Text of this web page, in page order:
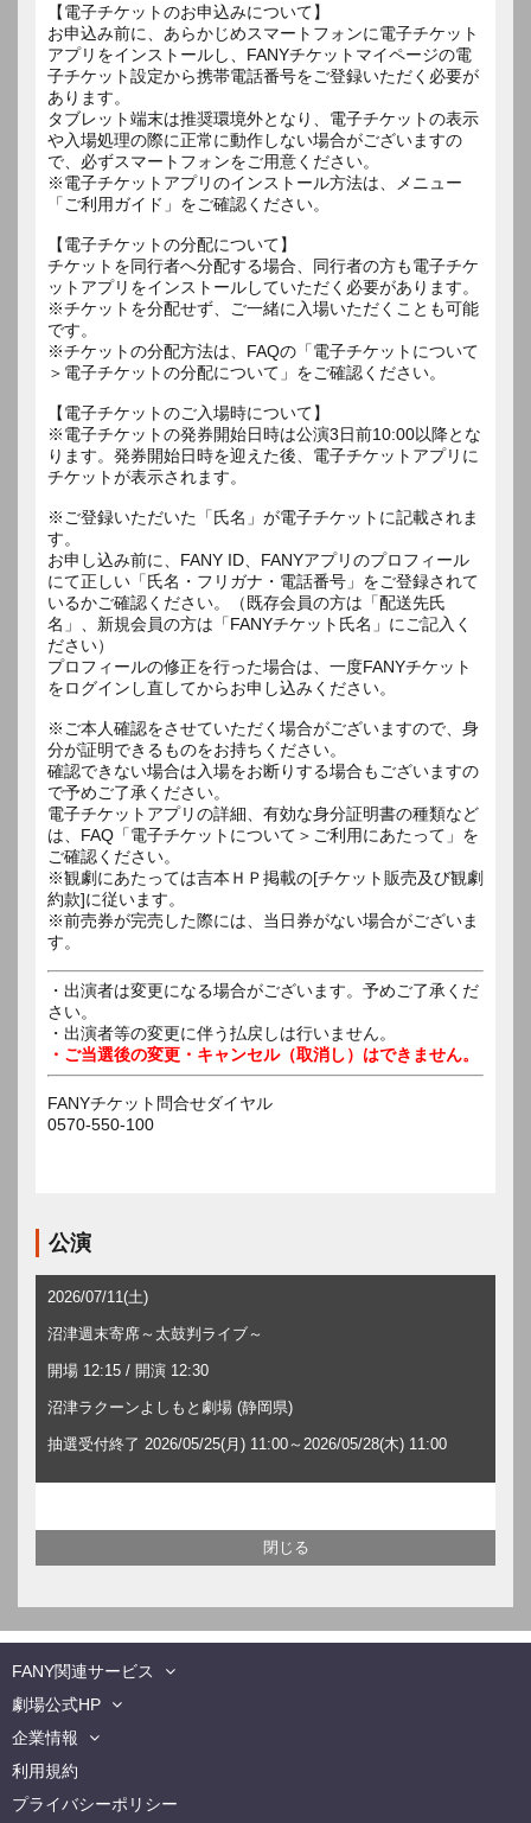
【電子チケットのお申込みについて】
お申込み前に、あらかじめスマートフォンに電子チケット
アプリをインストールし、FANYチケットマイページの電
子チケット設定から携帯電話番号をご登録いただく必要が
あります。
タブレット端末は推奨環境外となり、電子チケットの表示
や入場処理の際に正常に動作しない場合がございますの
で、必ずスマートフォンをご用意ください。
※電子チケットアプリのインストール方法は、メニュー
「ご利用ガイド」をご確認ください。
【電子チケットの分配について】
チケットを同行者へ分配する場合、同行者の方も電子チケ
ットアプリをインストールしていただく必要があります。
※チケットを分配せず、ご一緒に入場いただくことも可能
です。
※チケットの分配方法は、FAQの「電子チケットについて
＞電子チケットの分配について」をご確認ください。
【電子チケットのご入場時について】
※電子チケットの発券開始日時は公演3日前10:00以降とな
ります。発券開始日時を迎えた後、電子チケットアプリに
チケットが表示されます。
※ご登録いただいた「氏名」が電子チケットに記載されま
す。
お申し込み前に、FANY ID、FANYアプリのプロフィール
にて正しい「氏名・フリガナ・電話番号」をご登録されて
いるかご確認ください。（既存会員の方は「配送先氏
名」、新規会員の方は「FANYチケット氏名」にご記入く
ださい）
プロフィールの修正を行った場合は、一度FANYチケット
をログインし直してからお申し込みください。
※ご本人確認をさせていただく場合がございますので、身
分が証明できるものをお持ちください。
確認できない場合は入場をお断りする場合もございますの
で予めご了承ください。
電子チケットアプリの詳細、有効な身分証明書の種類など
は、FAQ「電子チケットについて＞ご利用にあたって」を
ご確認ください。
※観劇にあたっては吉本ＨＰ掲載の[チケット販売及び観劇
約款]に従います。
※前売券が完売した際には、当日券がない場合がございま
す。
・出演者は変更になる場合がございます。予めご了承くだ
さい。
・出演者等の変更に伴う払戻しは行いません。
・ご当選後の変更・キャンセル（取消し）はできません。
FANYチケット問合せダイヤル
0570-550-100
公演
2026/07/11(土)
沼津週末寄席～太鼓判ライブ～
開場 12:15 / 開演 12:30
沼津ラクーンよしもと劇場 (静岡県)
抽選受付終了 2026/05/25(月) 11:00～2026/05/28(木) 11:00
FANY関連サービス
劇場公式HP
企業情報
利用規約
プライバシーポリシー